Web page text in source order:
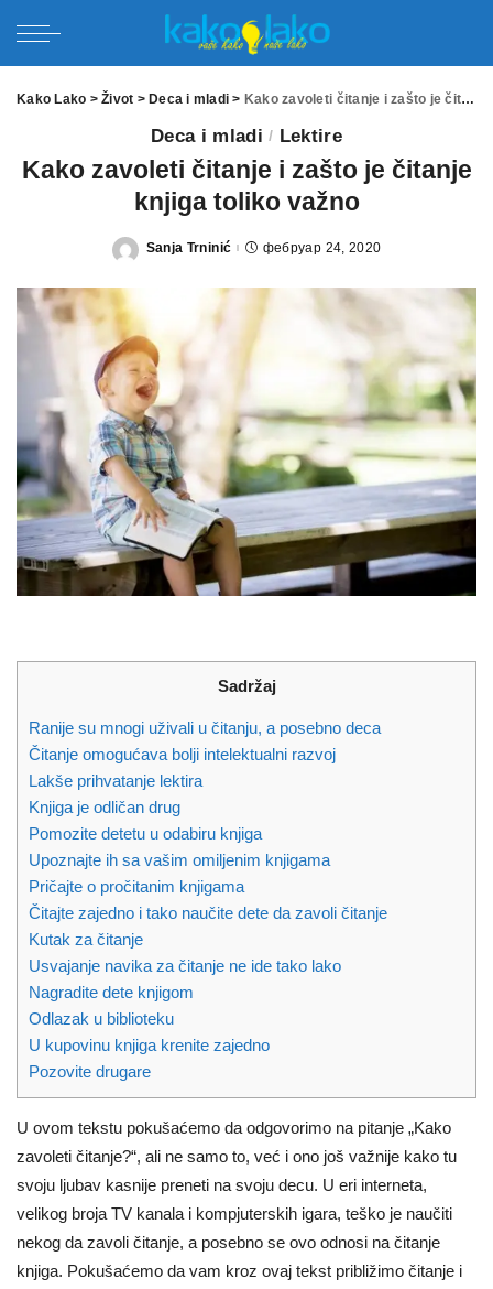
Kako Lako >Život > Deca i mladi > Kako zavoleti čitanje i zašto je čitanje knjiga toliko važno
Deca i mladi Lektire
Kako zavoleti čitanje i zašto je čitanje
knjiga toliko važno
Posted
Sanja Trninić фебруар 24, 2020
Sadržaj
Ranije su mnogi uživali u čitanju, a posebno deca
Čitanje omogućava bolji intelektualni razvoj
Lakše prihvatanje lektira
Knjiga je odličan drug
Pomozite detetu u odabiru knjiga
Upoznajte ih sa vašim omiljenim knjigama
Pričajte o pročitanim knjigama
Čitajte zajedno i tako naučite dete da zavoli čitanje
Kutak za čitanje
Usvajanje navika za čitanje ne ide tako lako
Nagradite dete knjigom
Odlazak u biblioteku
U kupovinu knjiga krenite zajedno
Pozovite drugare
U ovom tekstu pokušaćemo da odgovorimo na pitanje „Kako
zavoleti čitanje?“, ali ne samo to, već i ono još važnije kako tu
svoju ljubav kasnije preneti na svoju decu. U eri interneta,
velikog broja TV kanala i kompjuterskih igara, teško je naučiti
nekog da zavoli čitanje, a posebno se ovo odnosi na čitanje
knjiga. Pokušaćemo da vam kroz ovaj tekst približimo čitanje i